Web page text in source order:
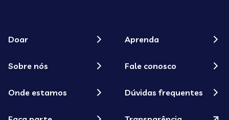
Doar
Sobre nós
Onde estamos
Aprenda
Fale conosco
Dúvidas frequentes